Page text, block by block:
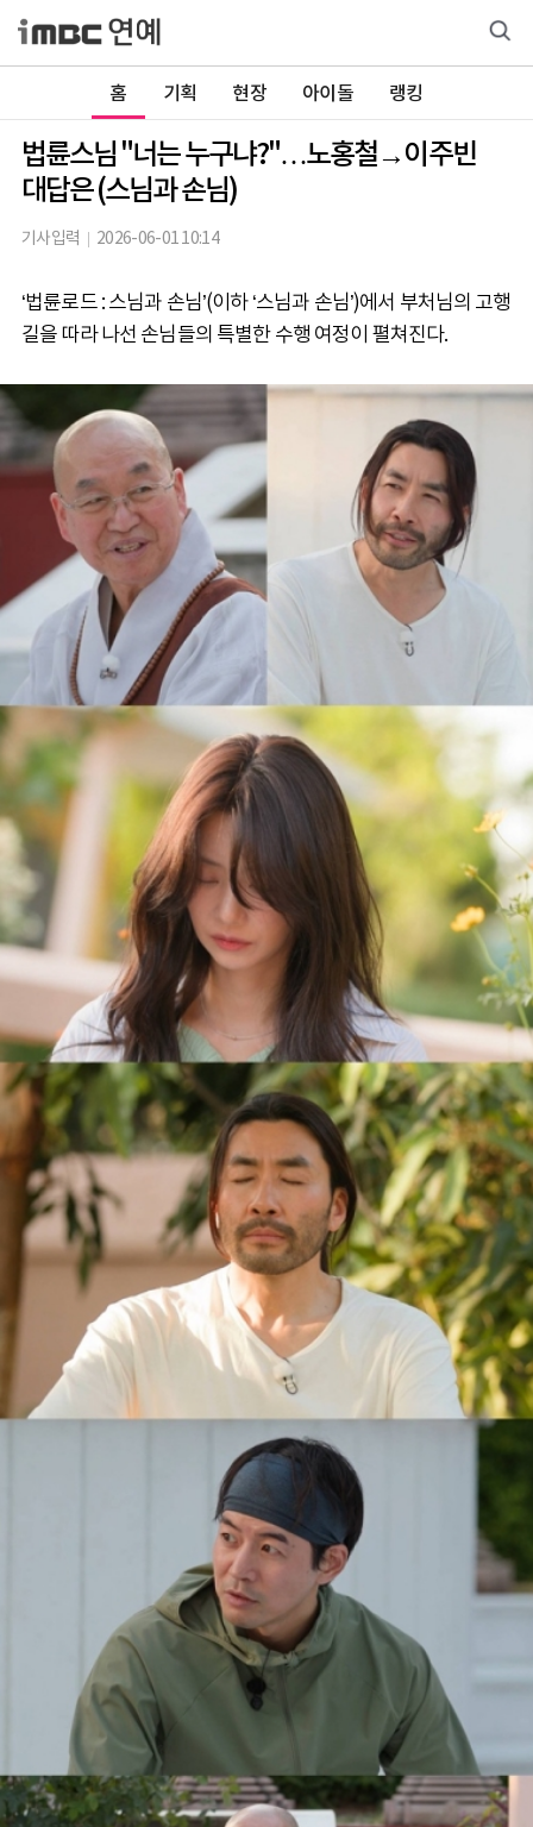
홈 기획 현장 아이돌 랭킹
법륜스님 "너는 누구냐?"…노홍철→이주빈
대답은 (스님과 손님)
기사입력 2026-06-01 10:14
‘법륜로드 : 스님과 손님’(이하 ‘스님과 손님’)에서 부처님의 고행
길을 따라 나선 손님들의 특별한 수행 여정이 펼쳐진다.